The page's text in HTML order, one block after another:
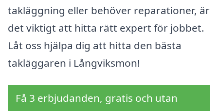
takläggning eller behöver reparationer, är
det viktigt att hitta rätt expert för jobbet.
Låt oss hjälpa dig att hitta den bästa
takläggaren i Långviksmon!
Få 3 erbjudanden, gratis och utan